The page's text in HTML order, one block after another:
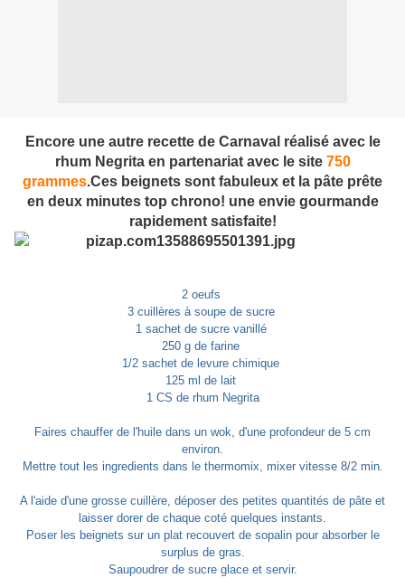
Encore une autre recette de Carnaval réalisé avec le
rhum Negrita en partenariat avec le site 750
grammes.Ces beignets sont fabuleux et la pâte prête
en deux minutes top chrono! une envie gourmande
rapidement satisfaite!
2 oeufs
3 cuillères à soupe de sucre
1 sachet de sucre vanillé
250 g de farine
1/2 sachet de levure chimique
125 ml de lait
1 CS de rhum Negrita
Faires chauffer de l'huile dans un wok, d'une profondeur de 5 cm
environ.
Mettre tout les ingredients dans le thermomix, mixer vitesse 8/2 min.
A l'aide d'une grosse cuillère, déposer des petites quantités de pâte et
laisser dorer de chaque coté quelques instants.
Poser les beignets sur un plat recouvert de sopalin pour absorber le
surplus de gras.
Saupoudrer de sucre glace et servir.